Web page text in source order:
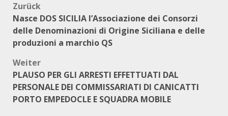
Beitragsnavigation
Zurück
Nasce DOS SICILIA l’Associazione dei Consorzi
delle Denominazioni di Origine Siciliana e delle
produzioni a marchio QS
Weiter
PLAUSO PER GLI ARRESTI EFFETTUATI DAL
PERSONALE DEI COMMISSARIATI DI CANICATTI
PORTO EMPEDOCLE E SQUADRA MOBILE